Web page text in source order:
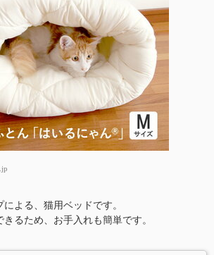
よる、猫用ベッドです。
るため、お手入れも簡単です。